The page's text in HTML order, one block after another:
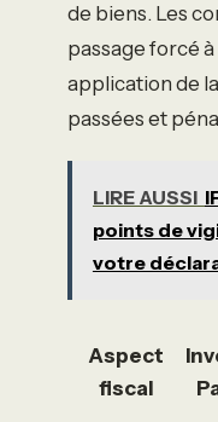
de biens. Les
passage forcé
application de
passées et
LIRE AUSSI
points de
votre
Aspect
fiscal